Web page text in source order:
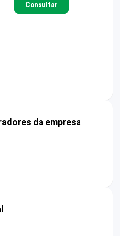
Consultar
da empresa